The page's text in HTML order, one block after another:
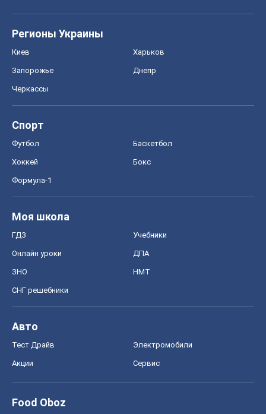
Регионы Украины
Киев Харьков
Запорожье Днепр
Черкассы
Спорт
Футбол Баскетбол
Хоккей Бокс
Формула-1
Моя школа
ГДЗ Учебники
Онлайн уроки ДПА
ЗНО НМТ
СНГ решебники
Авто
Тест Драйв Электромобили
Акции Сервис
Food Oboz